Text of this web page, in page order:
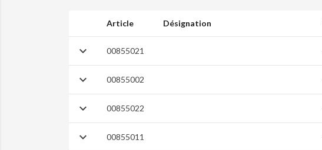
Article Désignation
 00855021
 00855002
 00855022
 00855011